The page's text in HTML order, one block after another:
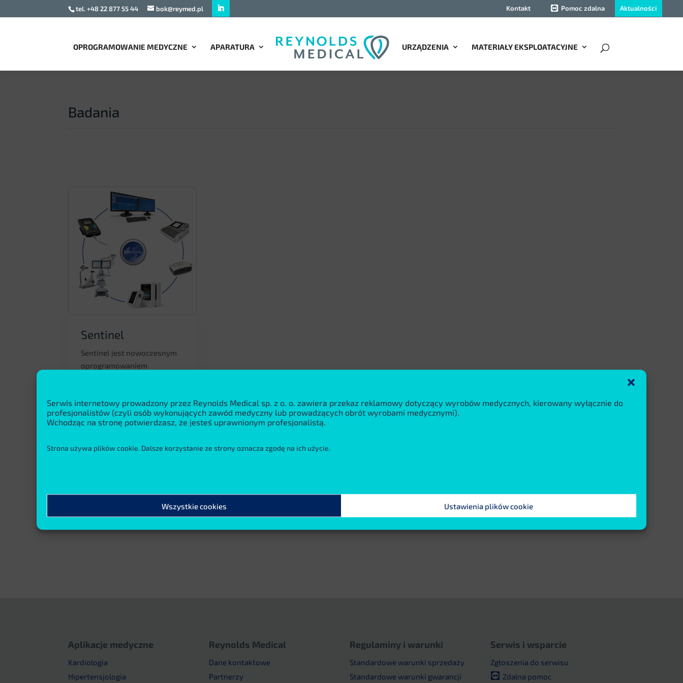
Serwis internetowy prowadzony przez Reynolds Medical sp. z o. o. zawiera przekaz reklamowy dotyczący wyrobów medycznych, kierowany wyłącznie do
profesjonalistów (czyli osób wykonujących zawód medyczny lub prowadzących obrót wyrobami medycznymi).
Wchodząc na stronę potwierdzasz, że jesteś uprawnionym profesjonalistą.
Strona używa plików cookie. Dalsze korzystanie ze strony oznacza zgodę na ich użycie.
Wszystkie cookies Ustawienia plików cookie
tel. +48 22 877 55 44 bok@reymed.pl Kontakt Pomoc zdalna Aktualności
OPROGRAMOWANIE MEDYCZNE APARATURA URZĄDZENIA MATERIAŁY EKSPLOATACYJNE
Badania
Sentinel
Sentinel jest nowoczesnym
oprogramowaniem
kardiologii, a także aplikacje
zewnętrzne np. dla
diagnostyki oddechowej.
zintegrowanym systemie
Aplikacje medyczne
Kardiologia
Hipertensjologia
Reynolds Medical
Dane kontaktowe
Partnerzy
Regulaminy i warunki
Standardowe warunki sprzedaży
Standardowe warunki gwarancji
Serwis i wsparcie
Zgłoszenia do serwisu
Zdalna pomoc